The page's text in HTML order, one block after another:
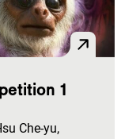
1
Che-yu,